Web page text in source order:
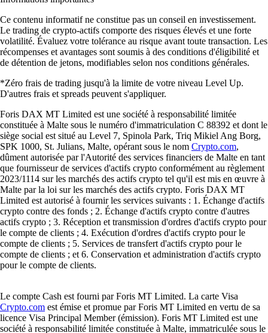
convient de choisir une plateforme d'échange simple d'utilisation, de
créer un compte et de finaliser la vérification d'identité. L'application
Crypto.com offre un point d'entrée accessible avec une interface
intuitive pour les nouveaux utilisateurs.
De quoi ai-je besoin pour commencer à trader Popcat ?
plateforme crypto fiable, d'un portefeuille sécurisé pour stocker vos
actifs et d'un moyen de financement tel qu'un virement bancaire.
Choisir une application tout-en-un comme Crypto.com permet de
regrouper tous ces outils essentiels au même endroit.
Quel est le montant minimum pour trader Popcat ?
Le montant nécessaire pour commencer à trader Popcat dépend de la
plateforme choisie et de votre budget personnel. De nombreuses
plateformes d'échange vous permettent de débuter avec une petite
somme. Sur l'application Crypto.com, vous pouvez alimenter votre
compte et exécuter votre premier ordre avec un minimum requis très
bas.
Peut-on trader Popcat à tout moment ?